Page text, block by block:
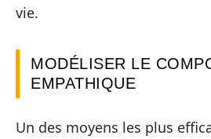
vie.
MODÉLISER LE
EMPATHIQUE
Un des moyens les plus